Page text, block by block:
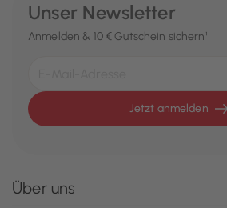
Unser Newsletter
Anmelden & 10 € Gutschein sichern¹
Jetzt anmelden
Über uns